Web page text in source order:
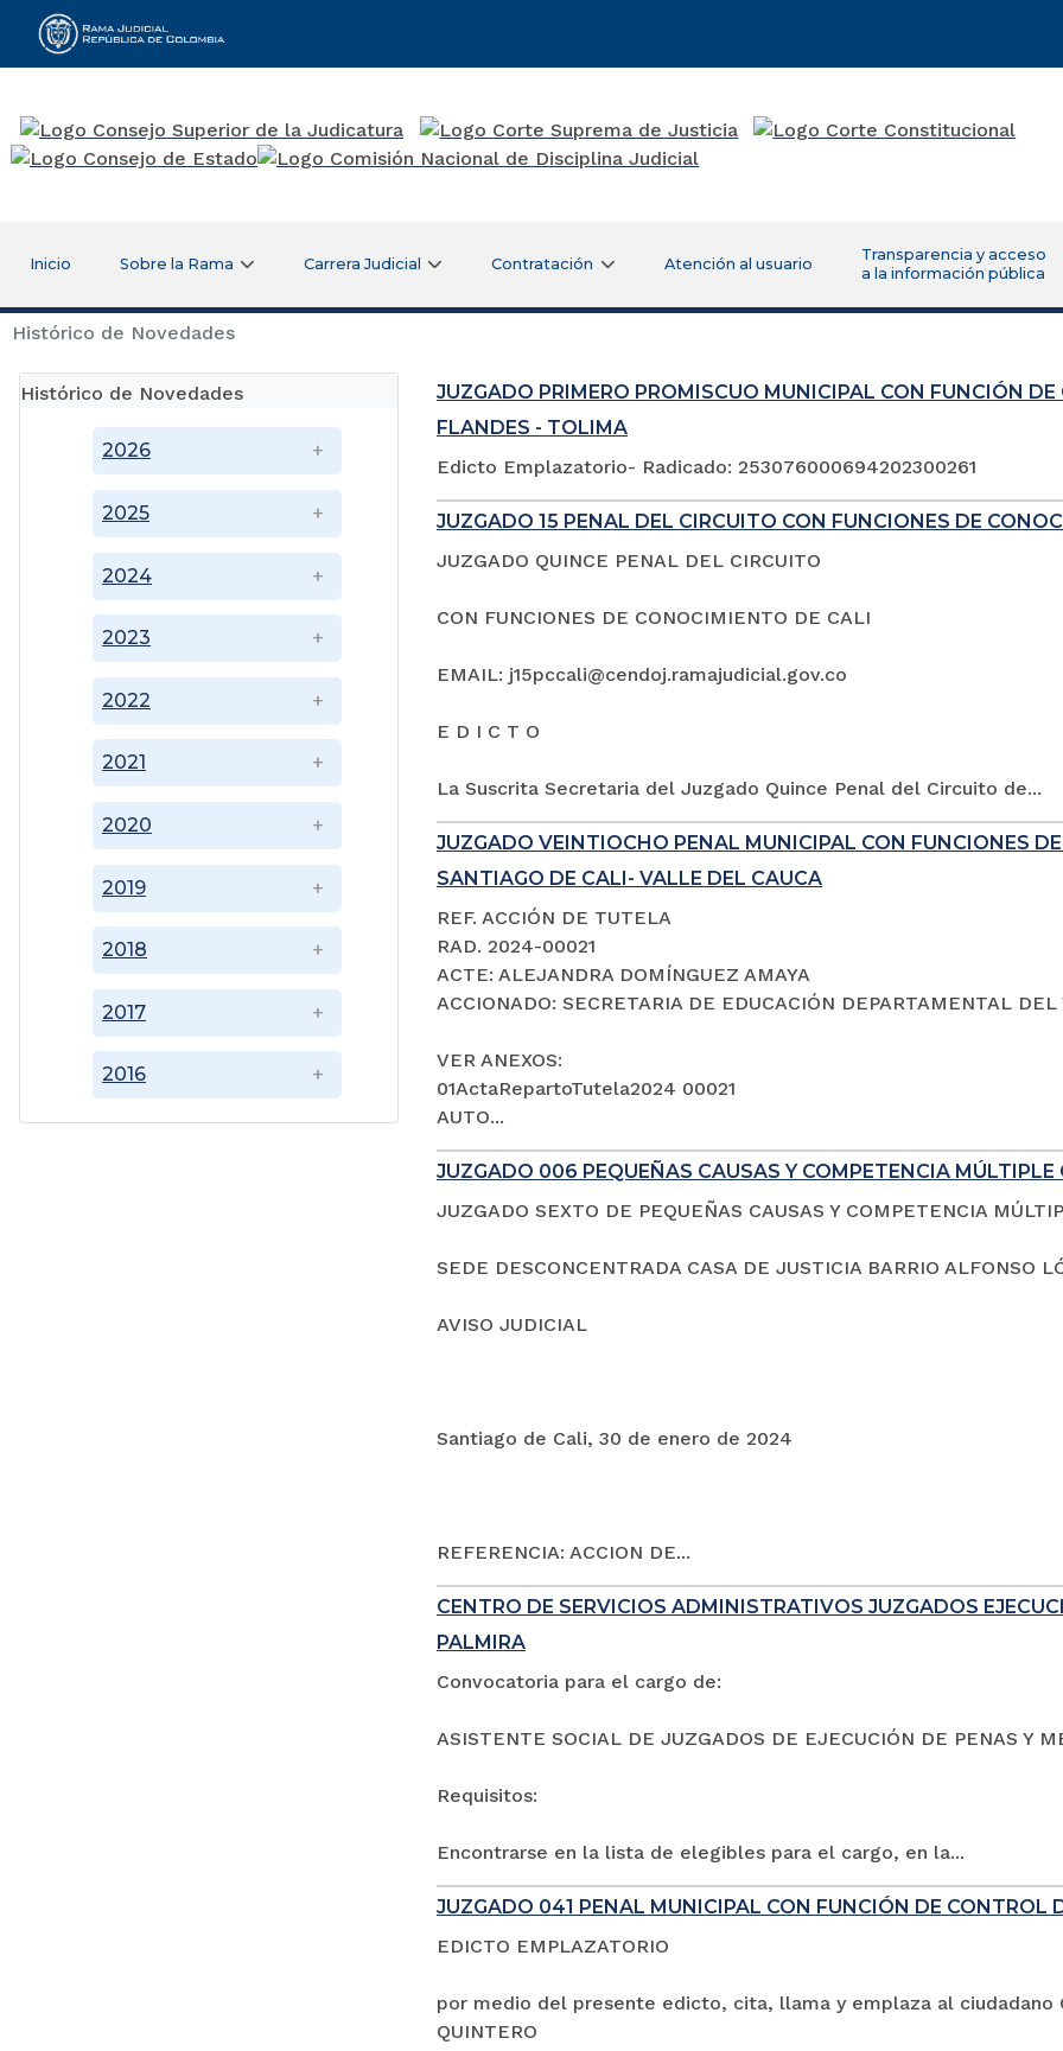
Rama Judicial
Inicio Sobre la Rama Carrera Judicial Contratación Atención al usuario
Transparencia y acceso
a la información pública
Histórico de Novedades
Histórico de Novedades
2016
2017
2018
2019
2020
2021
2022
2023
2024
2025
2026
JUZGADO PRIMERO PROMISCUO MUNICIPAL CON FUNCIÓN
FLANDES - TOLIMA
Edicto Emplazatorio- Radicado: 253076000694202300261
JUZGADO 15 PENAL DEL CIRCUITO CON FUNCIONES DE
JUZGADO QUINCE PENAL DEL CIRCUITO
CON FUNCIONES DE CONOCIMIENTO DE CALI
EMAIL: j15pccali@cendoj.ramajudicial.gov.co
E D I C T O
La Suscrita Secretaria del Juzgado Quince Penal del Circuito de...
JUZGADO VEINTIOCHO PENAL MUNICIPAL CON FUNCIONES
SANTIAGO DE CALI- VALLE DEL CAUCA
REF. ACCIÓN DE TUTELA
RAD. 2024-00021
ACTE: ALEJANDRA DOMÍNGUEZ AMAYA
ACCIONADO: SECRETARIA DE EDUCACIÓN DEPARTAMENTAL
VER ANEXOS:
01ActaRepartoTutela2024 00021
AUTO...
JUZGADO 006 PEQUEÑAS CAUSAS Y COMPETENCIA MÚLTIPLE
JUZGADO SEXTO DE PEQUEÑAS CAUSAS Y COMPETENCIA
SEDE DESCONCENTRADA CASA DE JUSTICIA BARRIO ALFONSO
AVISO JUDICIAL
Santiago de Cali, 30 de enero de 2024
REFERENCIA: ACCION DE...
CENTRO DE SERVICIOS ADMINISTRATIVOS JUZGADOS
PALMIRA
Convocatoria para el cargo de:
ASISTENTE SOCIAL DE JUZGADOS DE EJECUCIÓN DE PENAS Y
Requisitos:
Encontrarse en la lista de elegibles para el cargo, en la...
JUZGADO 041 PENAL MUNICIPAL CON FUNCIÓN DE CONTROL
EDICTO EMPLAZATORIO
por medio del presente edicto, cita, llama y emplaza al ciudadano
QUINTERO